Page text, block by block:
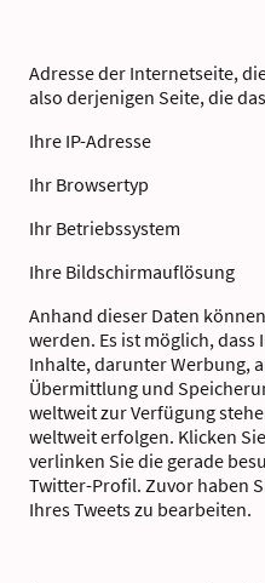
Adresse der Internetseite,
also derjenigen Seite, die
Ihre IP-Adresse
Ihr Browsertyp
Ihr Betriebssystem
Ihre Bildschirmauflösung
Anhand dieser Daten
werden. Es ist möglich,
Inhalte, darunter Werbung,
Übermittlung und
weltweit zur Verfügung
weltweit erfolgen. Klicken
verlinken Sie die gerade
Twitter-Profil. Zuvor haben
Ihres Tweets zu bearbeiten.